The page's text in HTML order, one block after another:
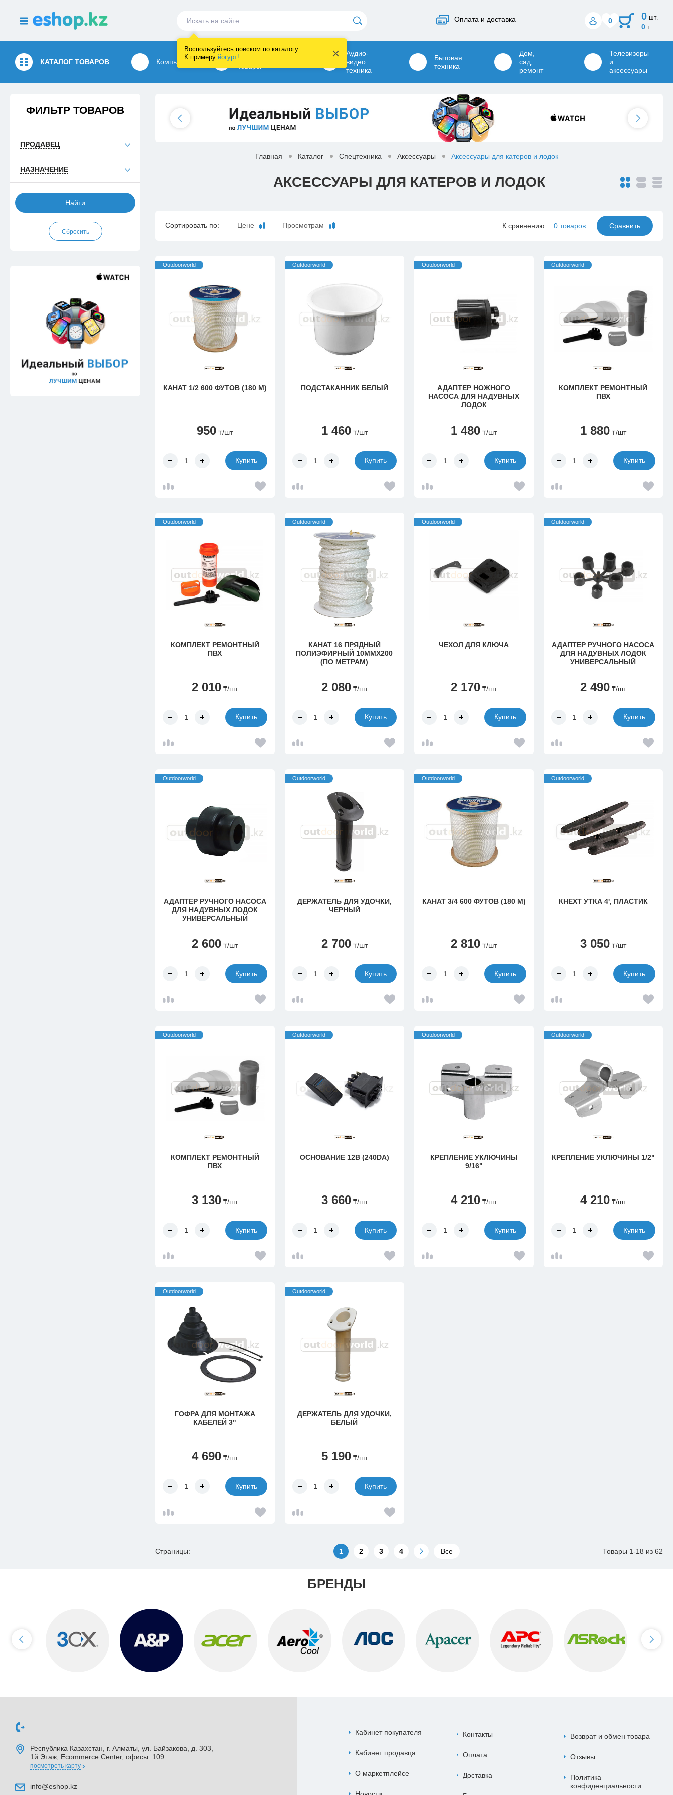
Воспользуйтесь поиском по каталогу.
К примеру йогурт! ×
Оплата и доставка 0 0 шт.
0 ₸
КАТАЛОГ ТОВАРОВ Компьютеры
Канцелярские
Аудио-
видео
техника
Бытовая
техника
Дом,
сад,
ремонт
Телевизоры
и
аксессуары
ФИЛЬТР ТОВАРОВ
ПРОДАВЕЦ
НАЗНАЧЕНИЕ
Главная Каталог Спецтехника Аксессуары Аксессуары для катеров и лодок
АКСЕССУАРЫ ДЛЯ КАТЕРОВ И ЛОДОК
Сортировать по: Цене Просмотрам К сравнению: 0 товаров Сравнить
Outdoorworld
КАНАТ 1/2 600 ФУТОВ (180 М)
950 ₸/шт
Купить
Outdoorworld
ПОДСТАКАННИК БЕЛЫЙ
1 460 ₸/шт
Купить
Outdoorworld
АДАПТЕР НОЖНОГО
НАСОСА ДЛЯ НАДУВНЫХ
ЛОДОК
1 480 ₸/шт
Купить
Outdoorworld
КОМПЛЕКТ РЕМОНТНЫЙ
ПВХ
1 880 ₸/шт
Купить
Outdoorworld
КОМПЛЕКТ РЕМОНТНЫЙ
ПВХ
2 010 ₸/шт
Купить
Outdoorworld
КАНАТ 16 ПРЯДНЫЙ
ПОЛИЭФИРНЫЙ 10ММХ200
(ПО МЕТРАМ)
2 080 ₸/шт
Купить
Outdoorworld
ЧЕХОЛ ДЛЯ КЛЮЧА
2 170 ₸/шт
Купить
Outdoorworld
АДАПТЕР РУЧНОГО НАСОСА
ДЛЯ НАДУВНЫХ ЛОДОК
УНИВЕРСАЛЬНЫЙ
2 490 ₸/шт
Купить
Outdoorworld
АДАПТЕР РУЧНОГО НАСОСА
ДЛЯ НАДУВНЫХ ЛОДОК
УНИВЕРСАЛЬНЫЙ
2 600 ₸/шт
Купить
Outdoorworld
ДЕРЖАТЕЛЬ ДЛЯ УДОЧКИ,
ЧЕРНЫЙ
2 700 ₸/шт
Купить
Outdoorworld
КАНАТ 3/4 600 ФУТОВ (180 М)
2 810 ₸/шт
Купить
Outdoorworld
КНЕХТ УТКА 4', ПЛАСТИК
3 050 ₸/шт
Купить
Outdoorworld
КОМПЛЕКТ РЕМОНТНЫЙ
ПВХ
3 130 ₸/шт
Купить
Outdoorworld
ОСНОВАНИЕ 12В (240DA)
3 660 ₸/шт
Купить
Outdoorworld
КРЕПЛЕНИЕ УКЛЮЧИНЫ
9/16"
4 210 ₸/шт
Купить
Outdoorworld
КРЕПЛЕНИЕ УКЛЮЧИНЫ 1/2"
4 210 ₸/шт
Купить
Outdoorworld
ГОФРА ДЛЯ МОНТАЖА
КАБЕЛЕЙ 3"
4 690 ₸/шт
Купить
Outdoorworld
ДЕРЖАТЕЛЬ ДЛЯ УДОЧКИ,
БЕЛЫЙ
5 190 ₸/шт
Купить
Страницы: 1 2 3 4 Все Товары 1-18 из 62
БРЕНДЫ
Республика Казахстан, г. Алматы, ул. Байзакова, д. 303,
1й Этаж, Ecommerce Center, офисы: 109.
посмотреть карту
info@eshop.kz
Кабинет покупателя
Кабинет продавца
О маркетплейсе
Контакты
Оплата
Доставка
Возврат и обмен товара
Отзывы
Политика
конфиденциальности